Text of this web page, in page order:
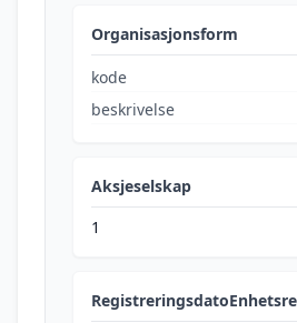
Organisasjonsform
kode
beskrivelse
Aksjeselskap
1